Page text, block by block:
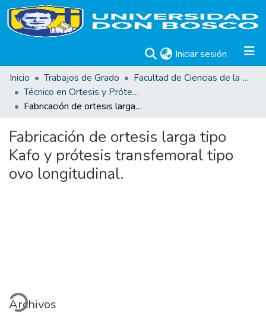
Iniciar sesión (current)
Inicio
Trabajos de Grado
Facultad de Ciencias de la Rehabilitación
Técnico en Ortesis y Prótesis
Fabricación de ortesis larga tipo Kafo y prótesis transfemoral tipo ovo longitudinal.
Fabricación de ortesis larga tipo
Kafo y prótesis transfemoral tipo
ovo longitudinal.
Archivos